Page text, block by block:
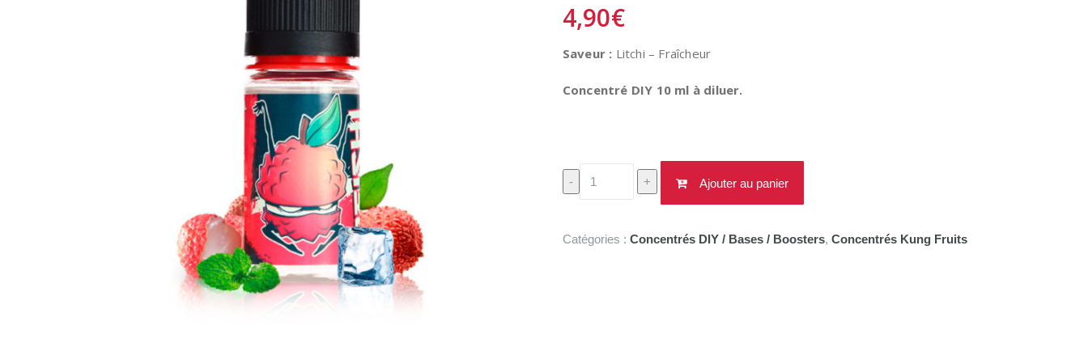
4,90€
Saveur : Litchi – Fraîcheur
Concentré DIY 10 ml à diluer.
-
quantité
de
Reishi
+ Ajouter au panier
Catégories : Concentrés DIY / Bases / Boosters, Concentrés Kung Fruits